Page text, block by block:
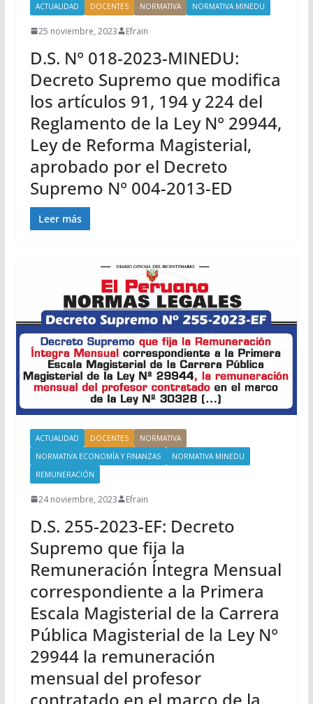
ACTUALIDAD DOCENTES NORMATIVA NORMATIVA MINEDU
25 noviembre, 2023 Efrain
D.S. N° 018-2023-MINEDU:
Decreto Supremo que modifica
los artículos 91, 194 y 224 del
Reglamento de la Ley N° 29944,
Ley de Reforma Magisterial,
aprobado por el Decreto
Supremo N° 004-2013-ED
Leer más
ACTUALIDAD DOCENTES
NORMATIVA
NORMATIVA ECONOMÍA Y FINANZAS
NORMATIVA MINEDU
REMUNERACIÓN
24 noviembre, 2023 Efrain
D.S. 255-2023-EF: Decreto
Supremo que fija la
Remuneración Íntegra Mensual
correspondiente a la Primera
Escala Magisterial de la Carrera
Pública Magisterial de la Ley N°
29944 la remuneración
mensual del profesor
contratado en el marco de la